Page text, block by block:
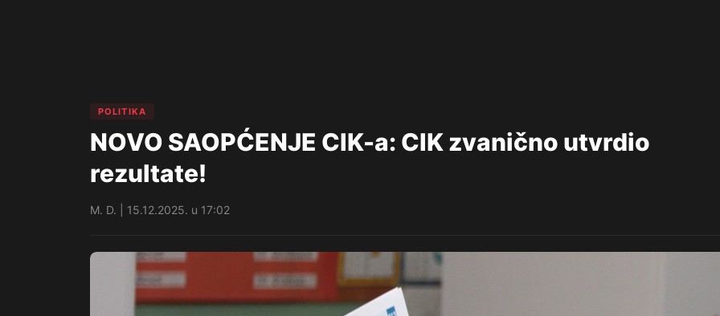
POLITIKA
NOVO SAOPĆENJE CIK-a: CIK zvanično utvrdio
rezultate!
M. D. | 15.12.2025. u 17:02